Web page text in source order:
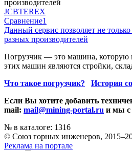
производителей
JCBTEREX
Сравнение1
Данный сервис позволяет не
разных производителей
Погрузчик — это машина, которую
этих машин являются стройки,
Что такое погрузчик?
История
Если Вы хотите добавить
mail: mail@mining-portal.ru и мы с
№ в каталоге: 1316
© Союз горных инженеров,
Реклама на портале